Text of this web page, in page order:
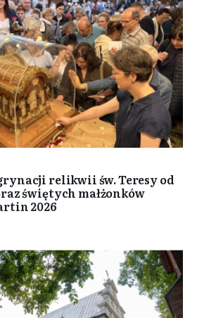
relikwii św. Teresy od
świętych małżonków
2026